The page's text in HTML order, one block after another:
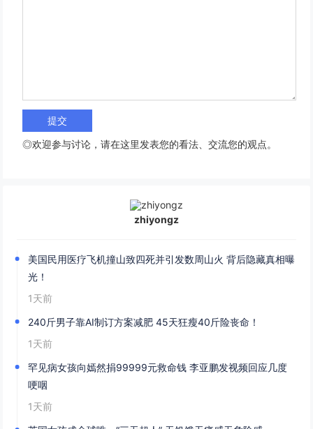
◎欢迎参与讨论，请在这里发表您的看法、交流您的观点。
zhiyongz
美国民用医疗飞机撞山致四死并引发数周山火 背后隐藏真相曝
光！
1天前
240斤男子靠AI制订方案减肥 45天狂瘦40斤险丧命！
1天前
罕见病女孩向嫣然捐99999元救命钱 李亚鹏发视频回应几度
哽咽
1天前